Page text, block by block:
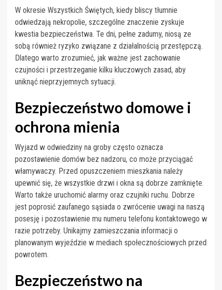
W okresie Wszystkich Świętych, kiedy bliscy tłumnie
odwiedzają nekropolie, szczególne znaczenie zyskuje
kwestia bezpieczeństwa. Te dni, pełne zadumy, niosą ze
sobą również ryzyko związane z działalnością przestępczą.
Dlatego warto zrozumieć, jak ważne jest zachowanie
czujności i przestrzeganie kilku kluczowych zasad, aby
uniknąć nieprzyjemnych sytuacji.
Bezpieczeństwo domowe i
ochrona mienia
Wyjazd w odwiedziny na groby często oznacza
pozostawienie domów bez nadzoru, co może przyciągać
włamywaczy. Przed opuszczeniem mieszkania należy
upewnić się, że wszystkie drzwi i okna są dobrze zamknięte.
Warto także uruchomić alarmy oraz czujniki ruchu. Dobrze
jest poprosić zaufanego sąsiada o zwrócenie uwagi na naszą
posesję i pozostawienie mu numeru telefonu kontaktowego w
razie potrzeby. Unikajmy zamieszczania informacji o
planowanym wyjeździe w mediach społecznościowych przed
powrotem.
Bezpieczeństwo na